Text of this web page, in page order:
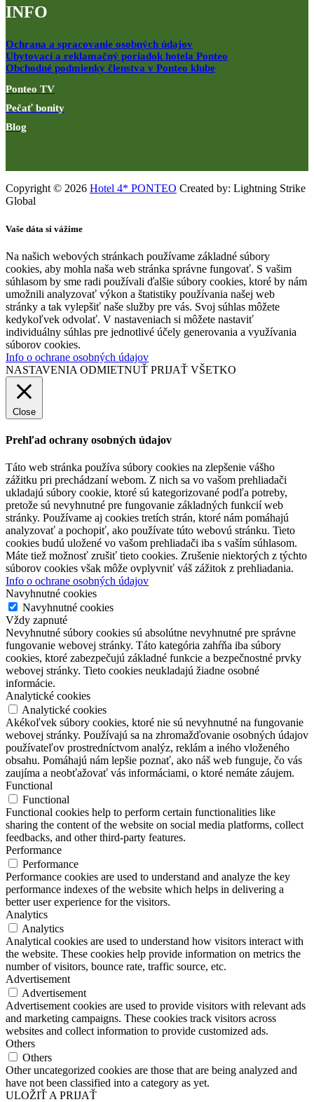
INFO
Ochrana a spracovanie osobných údajov
Ubytovací a reklamačný poriadok hotela Ponteo
Obchodné podmienky členstva v Ponteo klube
Ponteo TV
Pečať bonity
Blog
Copyright © 2026 Hotel 4* PONTEO Created by: Lightning Strike
Global
Vaše dáta si vážime
Na našich webových stránkach používame základné súbory
cookies, aby mohla naša web stránka správne fungovať. S vašim
súhlasom by sme radi používali ďalšie súbory cookies, ktoré by nám
umožnili analyzovať výkon a štatistiky používania našej web
stránky a tak vylepšiť naše služby pre vás. Svoj súhlas môžete
kedykoľvek odvolať. V nastaveniach si môžete nastaviť
individuálny súhlas pre jednotlivé účely generovania a využívania
súborov cookies.
Info o ochrane osobných údajov
NASTAVENIA ODMIETNUŤ PRIJAŤ VŠETKO
Close
Prehľad ochrany osobných údajov
Táto web stránka používa súbory cookies na zlepšenie vášho
zážitku pri prechádzaní webom. Z nich sa vo vašom prehliadači
ukladajú súbory cookie, ktoré sú kategorizované podľa potreby,
pretože sú nevyhnutné pre fungovanie základných funkcií web
stránky. Používame aj cookies tretích strán, ktoré nám pomáhajú
analyzovať a pochopiť, ako používate túto webovú stránku. Tieto
cookies budú uložené vo vašom prehliadači iba s vaším súhlasom.
Máte tiež možnosť zrušiť tieto cookies. Zrušenie niektorých z týchto
súborov cookies však môže ovplyvniť váš zážitok z prehliadania.
Info o ochrane osobných údajov
Navyhnutné cookies
Navyhnutné cookies
Vždy zapnuté
Nevyhnutné súbory cookies sú absolútne nevyhnutné pre správne
fungovanie webovej stránky. Táto kategória zahŕňa iba súbory
cookies, ktoré zabezpečujú základné funkcie a bezpečnostné prvky
webovej stránky. Tieto cookies neukladajú žiadne osobné
informácie.
Analytické cookies
Analytické cookies
Akékoľvek súbory cookies, ktoré nie sú nevyhnutné na fungovanie
webovej stránky. Používajú sa na zhromažďovanie osobných údajov
používateľov prostredníctvom analýz, reklám a iného vloženého
obsahu. Pomáhajú nám lepšie poznať, ako náš web funguje, čo vás
zaujíma a neobťažovať vás informáciami, o ktoré nemáte záujem.
Functional
Functional
Functional cookies help to perform certain functionalities like
sharing the content of the website on social media platforms, collect
feedbacks, and other third-party features.
Performance
Performance
Performance cookies are used to understand and analyze the key
performance indexes of the website which helps in delivering a
better user experience for the visitors.
Analytics
Analytics
Analytical cookies are used to understand how visitors interact with
the website. These cookies help provide information on metrics the
number of visitors, bounce rate, traffic source, etc.
Advertisement
Advertisement
Advertisement cookies are used to provide visitors with relevant ads
and marketing campaigns. These cookies track visitors across
websites and collect information to provide customized ads.
Others
Others
Other uncategorized cookies are those that are being analyzed and
have not been classified into a category as yet.
ULOŽIŤ A PRIJAŤ